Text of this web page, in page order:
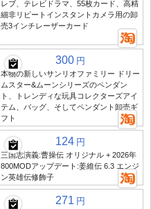
レブ、テレビドラマ、55枚カード、高精
細非リピートインスタントカメラ用の卸
売3インチレーザーカード
300 円
本物の新しいサンリオファミリー ドリー
ムスター&ムーンシリーズのペンダン
ト、トレンディな玩具コレクターズアイ
テム、バッグ、そしてペンダント卸売ギ
フト
124 円
三国志演義:曹操伝 オリジナル + 2026年
800MODアップデート:姜維伝 6.3 エンジ
ン英雄伝修飾子
271 円